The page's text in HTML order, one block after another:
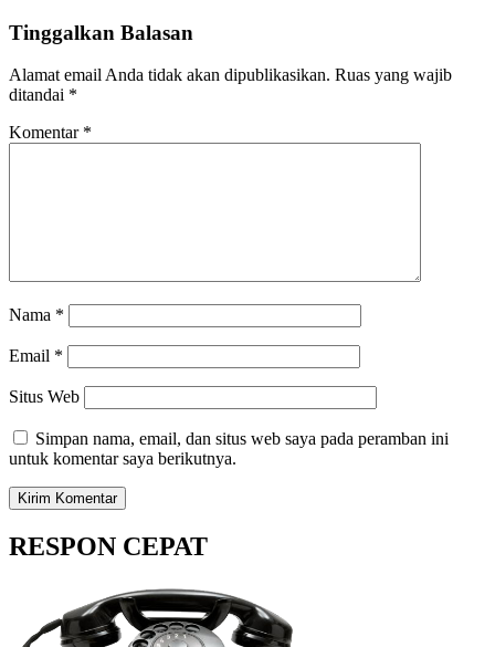
Tinggalkan Balasan
Alamat email Anda tidak akan dipublikasikan. Ruas yang wajib
ditandai *
Komentar *
Nama *
Email *
Situs Web
Simpan nama, email, dan situs web saya pada peramban ini
untuk komentar saya berikutnya.
RESPON CEPAT